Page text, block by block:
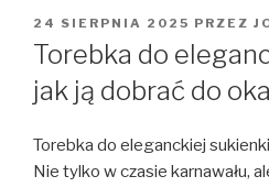
OPUBLIKOWANE
W
24 SIERPNIA 2025 PRZEZ
Torebka do
jak ją dobrać do
Torebka do eleganckiej
Nie tylko w czasie karnawału,